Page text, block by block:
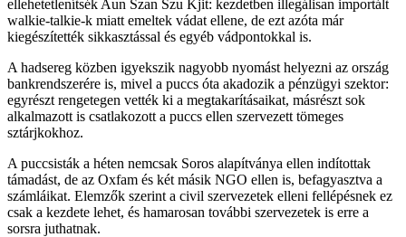
ellehetetlenítsék Aun Szan Szu Kjit: kezdetben illegálisan importált
walkie-talkie-k miatt emeltek vádat ellene, de ezt azóta már
kiegészítették sikkasztással és egyéb vádpontokkal is.
A hadsereg közben igyekszik nagyobb nyomást helyezni az ország
bankrendszerére is, mivel a puccs óta akadozik a pénzügyi szektor:
egyrészt rengetegen vették ki a megtakarításaikat, másrészt sok
alkalmazott is csatlakozott a puccs ellen szervezett tömeges
sztárjkokhoz.
A puccsisták a héten nemcsak Soros alapítványa ellen indítottak
támadást, de az Oxfam és két másik NGO ellen is, befagyasztva a
számláikat. Elemzők szerint a civil szervezetek elleni fellépésnek ez
csak a kezdete lehet, és hamarosan további szervezetek is erre a
sorsra juthatnak.